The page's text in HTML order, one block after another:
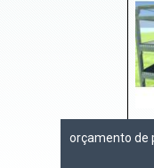
orçamento de